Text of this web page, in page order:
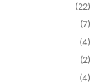
(22)
(7)
(4)
(2)
(4)